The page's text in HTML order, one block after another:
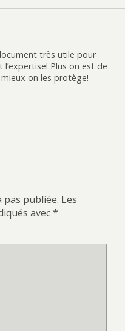
très utile pour
Plus on est de
on les protège!
pas publiée. Les
avec*